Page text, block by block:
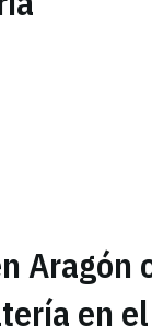
Aragón
en el